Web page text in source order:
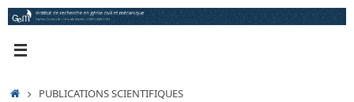
Passer
au
ACCUEIL
PUBLICATIONS SCIENTIFIQUES